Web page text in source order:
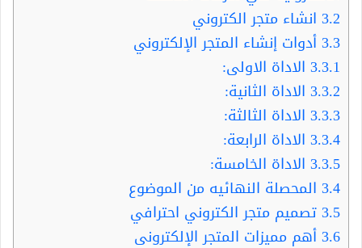
3.2 انشاء متجر الكتروني
3.3أدوات إنشاء المتجر الإلكتروني
3.3.1 الاداة الاولى:
3.3.2 الاداة الثانية:
3.3.3 الاداة الثالثة:
3.3.4 الاداة الرابعة:
3.3.5 الاداة الخامسة:
3.4 المحصلة النهائيه من الموضوع
3.5تصميم متجر الكتروني احترافي
3.6أهم مميزات المتجر الإلكترونى